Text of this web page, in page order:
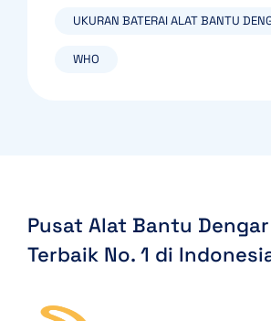
UKURAN BATERAI ALAT BANTU
WHO
Pusat Alat Bantu
Terbaik No. 1 di